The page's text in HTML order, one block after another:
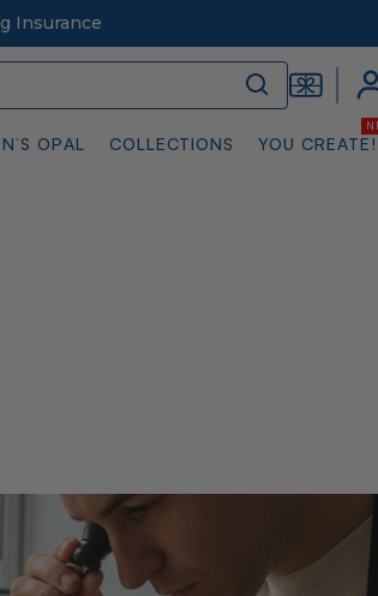
Insurance
OPAL COLLECTIONS YOU CREATE!